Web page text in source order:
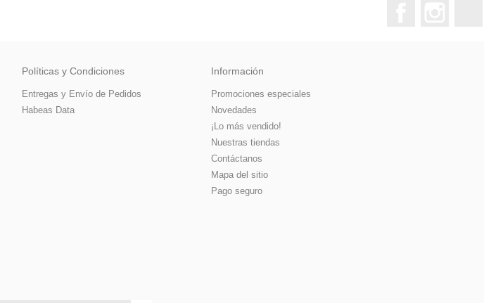
Políticas y Condiciones
Entregas y Envío de Pedidos
Habeas Data
Información
Promociones especiales
Novedades
¡Lo más vendido!
Nuestras tiendas
Contáctanos
Mapa del sitio
Pago seguro